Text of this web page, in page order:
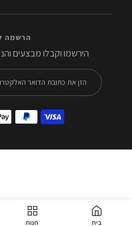
הרשמה
הירשמו וקבלו מבצעים
בית חנות